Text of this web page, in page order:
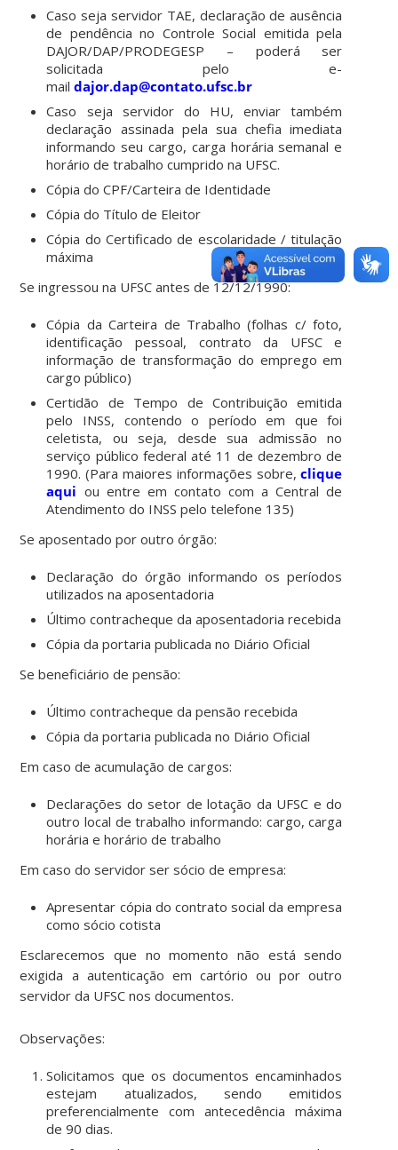
Caso seja servidor TAE, declaração de ausência
de pendência no Controle Social emitida pela
DAJOR/DAP/PRODEGESP – poderá ser
solicitada pelo e-
maildajor.dap@contato.ufsc.br
Caso seja servidor do HU, enviar também
declaração assinada pela sua chefia imediata
informando seu cargo, carga horária semanal e
horário de trabalho cumprido na UFSC.
Cópia do CPF/Carteira de Identidade
Cópia do Título de Eleitor
Cópia do Certificado de escolaridade / titulação
máxima
Se ingressou na UFSC antes de 12/12/1990:
Cópia da Carteira de Trabalho (folhas c/ foto,
identificação pessoal, contrato da UFSC e
informação de transformação do emprego em
cargo público)
Certidão de Tempo de Contribuição emitida
pelo INSS, contendo o período em que foi
celetista, ou seja, desde sua admissão no
serviço público federal até 11 de dezembro de
1990. (Para maiores informações sobre,clique
aqui ou entre em contato com a Central de
Atendimento do INSS pelo telefone 135)
Se aposentado por outro órgão:
Declaração do órgão informando os períodos
utilizados na aposentadoria
Último contracheque da aposentadoria recebida
Cópia da portaria publicada no Diário Oficial
Se beneficiário de pensão:
Último contracheque da pensão recebida
Cópia da portaria publicada no Diário Oficial
Em caso de acumulação de cargos:
Declarações do setor de lotação da UFSC e do
outro local de trabalho informando: cargo, carga
horária e horário de trabalho
Em caso do servidor ser sócio de empresa:
Apresentar cópia do contrato social da empresa
como sócio cotista
Esclarecemos que no momento não está sendo
exigida a autenticação em cartório ou por outro
servidor da UFSC nos documentos.
Observações:
Solicitamos que os documentos encaminhados
estejam atualizados, sendo emitidos
preferencialmente com antecedência máxima
de 90 dias.